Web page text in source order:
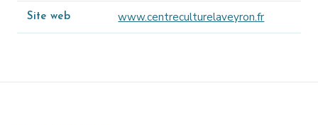
Site web www.centreculturelaveyron.fr